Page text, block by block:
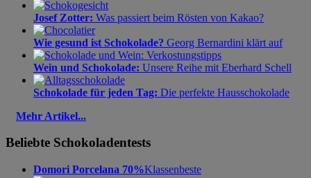
Josef Zotter: Was passiert beim Rösten von Kakao?
Wie gesund ist Schokolade? Georg Bernardini klärt auf
Wein und Schokolade: Unsere Reihe mit Eberhard Schell
Schokolade für jeden Tag: Die perfekte Hausschokolade
Mehr Artikel...
Beliebte Schokoladentests
Domori Porcelana 70%Klassenbeste